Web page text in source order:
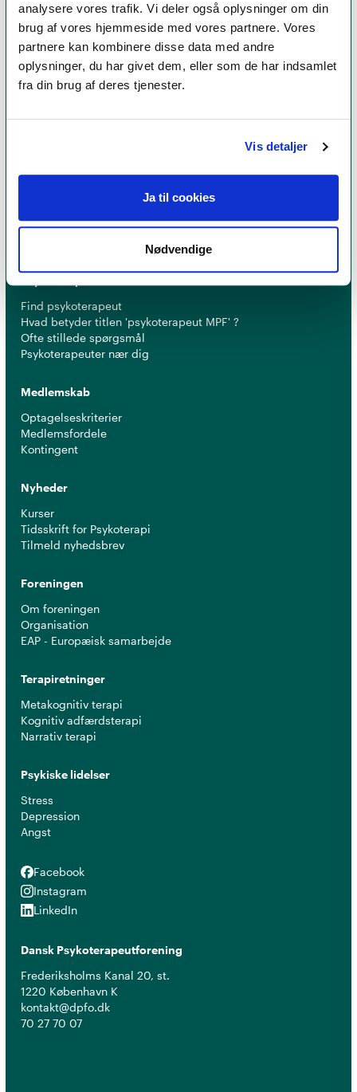
analysere vores trafik. Vi deler også oplysninger om din
brug af vores hjemmeside med vores partnere. Vores
partnere kan kombinere disse data med andre
oplysninger, du har givet dem, eller som de har indsamlet
fra din brug af deres tjenester.
Vis detaljer
Ja til cookies
Nødvendige
er et kvalitetsstempel. Alle vores medlemmer skal
leve op til en række kriterier om uddannelse og
erfaring for at få lov til at kalde sig
Find psykoterapeut
Hvad betyder titlen 'psykoterapeut MPF' ?
Ofte stillede spørgsmål
Psykoterapeuter nær dig
Medlemskab
Optagelseskriterier
Medlemsfordele
Kontingent
Nyheder
Kurser
Tidsskrift for Psykoterapi
Tilmeld nyhedsbrev
Foreningen
Om foreningen
Organisation
EAP - Europæisk samarbejde
Terapiretninger
Metakognitiv terapi
Kognitiv adfærdsterapi
Narrativ terapi
Psykiske lidelser
Stress
Depression
Angst
Facebook
Facebook
Instagram
Instagram
LinkedIn
LinkedIn
Dansk Psykoterapeutforening
Frederiksholms Kanal 20, st.
1220 København K
kontakt@dpfo.dk
70 27 70 07